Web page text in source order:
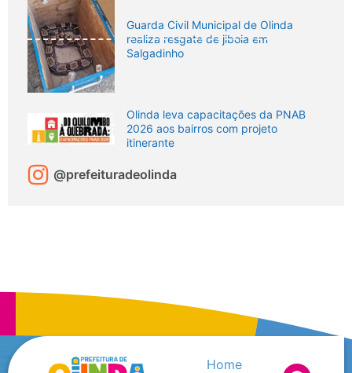
Guarda Civil Municipal de Olinda
realiza resgate de jiboia em
Salgadinho
Olinda leva capacitações da PNAB
2026 aos bairros com projeto
itinerante
@prefeituradeolinda
Home